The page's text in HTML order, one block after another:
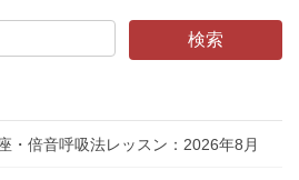
・倍音呼吸法レッスン：2026年8月